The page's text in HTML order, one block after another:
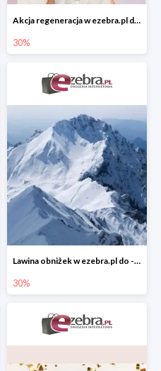
Akcja regeneracja w ezebra.pl do -30%
30%
Lawina obniżek w ezebra.pl do -30%
30%